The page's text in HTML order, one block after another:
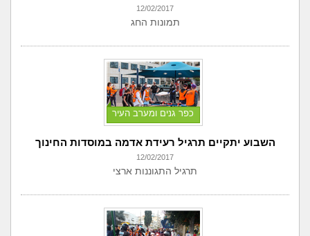
12/02/2017
תמונות החג
כפר גנים ומערב העיר
השבוע יתקיים תרגיל רעידת אדמה במוסדות החינוך
12/02/2017
תרגיל התגוננות ארצי